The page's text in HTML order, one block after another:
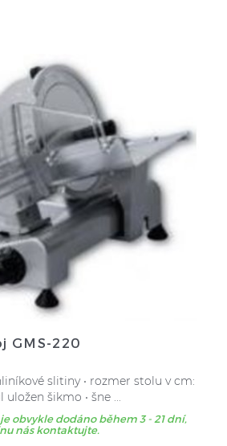
GMS-220
slitiny • rozmer stolu v cm:
uložen šikmo • šne ...
obvykle dodáno během 3 - 21 dní,
nás kontaktujte.